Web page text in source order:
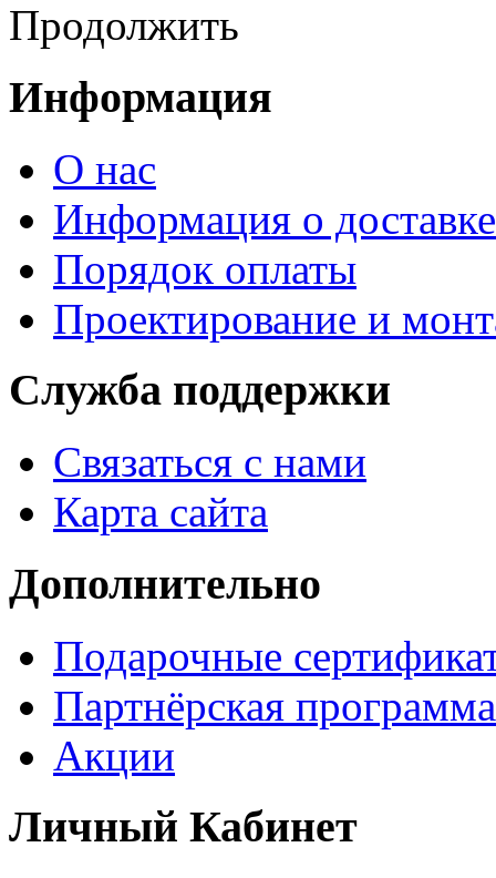
Продолжить
Информация
О нас
Информация о доставке
Порядок оплаты
Проектирование и
Служба поддержки
Связаться с нами
Карта сайта
Дополнительно
Подарочные
Партнёрская программа
Акции
Личный Кабинет